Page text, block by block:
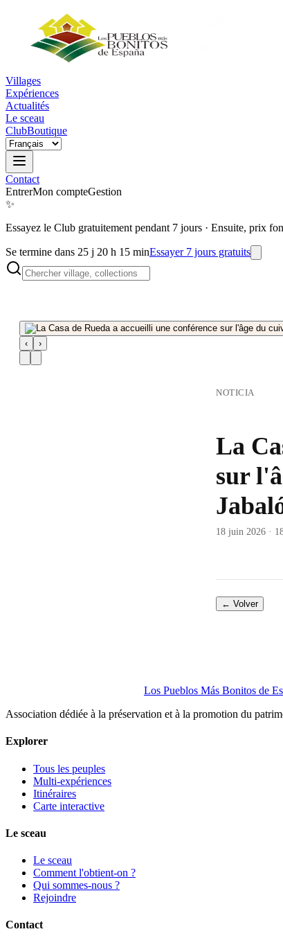
Villages
Expériences
Actualités
Le sceau
ClubBoutique
Contact
EntrerMon compteGestion
✨
Essayez le Club gratuitement pendant 7 jours · Ensuite, prix
Se termine dans 25 j 20 h 15 minEssayer 7 jours gratuits
‹ ›
NOTICIA
La
sur
18 juin 2026 ·
← Volver
Los Pueblos Más Bonitos de
Association dédiée à la préservation et à la promotion du
Explorer
Tous les peuples
Multi-expériences
Itinéraires
Carte interactive
Le sceau
Le sceau
Comment l'obtient-on ?
Qui sommes-nous ?
Rejoindre
Contact